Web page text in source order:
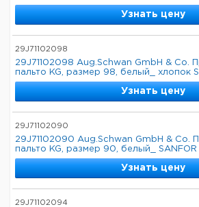
Узнать цену
29J71102098
29J71102098 Aug.Schwan GmbH & Co.
пальто KG, размер 98, белый_ хлопок
Узнать цену
29J71102090
29J71102090 Aug.Schwan GmbH & Co.
пальто KG, размер 90, белый_ SANFOR
Узнать цену
29J71102094